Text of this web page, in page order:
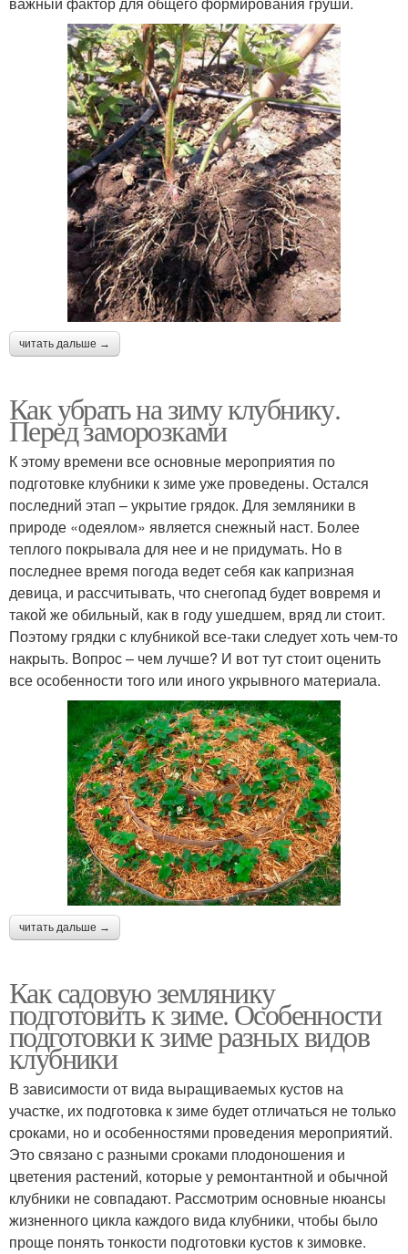
читать дальше →
Как убрать на зиму клубнику.
Перед заморозками
К этому времени все основные мероприятия по
подготовке клубники к зиме уже проведены. Остался
последний этап – укрытие грядок. Для земляники в
природе «одеялом» является снежный наст. Более
теплого покрывала для нее и не придумать. Но в
последнее время погода ведет себя как капризная
девица, и рассчитывать, что снегопад будет вовремя и
такой же обильный, как в году ушедшем, вряд ли стоит.
Поэтому грядки с клубникой все-таки следует хоть чем-то
накрыть. Вопрос – чем лучше? И вот тут стоит оценить
все особенности того или иного укрывного материала.
читать дальше →
Как садовую землянику
подготовить к зиме. Особенности
подготовки к зиме разных видов
клубники
В зависимости от вида выращиваемых кустов на
участке, их подготовка к зиме будет отличаться не только
сроками, но и особенностями проведения мероприятий.
Это связано с разными сроками плодоношения и
цветения растений, которые у ремонтантной и обычной
клубники не совпадают. Рассмотрим основные нюансы
жизненного цикла каждого вида клубники, чтобы было
проще понять тонкости подготовки кустов к зимовке.